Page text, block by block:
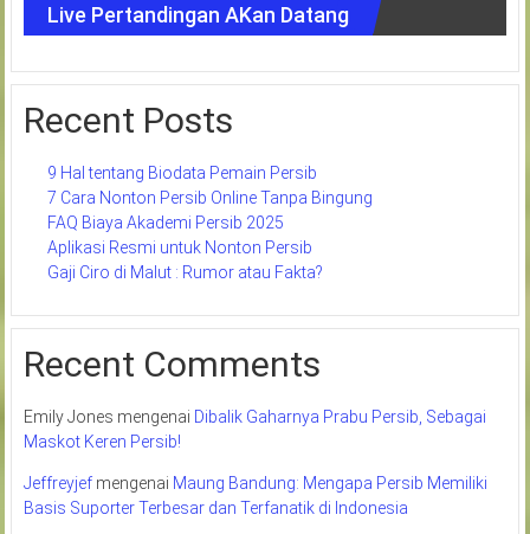
Live Pertandingan AKan Datang
Recent Posts
9 Hal tentang Biodata Pemain Persib
7 Cara Nonton Persib Online Tanpa Bingung
FAQ Biaya Akademi Persib 2025
Aplikasi Resmi untuk Nonton Persib
Gaji Ciro di Malut : Rumor atau Fakta?
Recent Comments
Emily Jones mengenai Dibalik Gaharnya Prabu Persib, Sebagai
Maskot Keren Persib!
Jeffreyjefmengenai Maung Bandung: Mengapa Persib Memiliki
Basis Suporter Terbesar dan Terfanatik di Indonesia